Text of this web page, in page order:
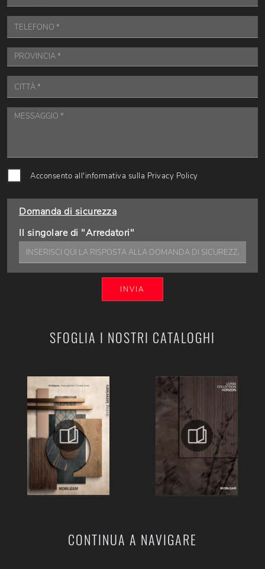
SFOGLIA I NOSTRI CATALOGHI
CONTINUA A NAVIGARE
Acconsento all'informativa sulla Privacy Policy
Domanda di sicurezza
Il singolare di "Arredatori"
INVIA